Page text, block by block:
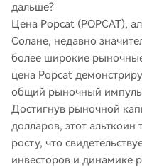
дальше?
Цена Popcat (POPCAT),
Солане, недавно
более широкие
цена Popcat
общий рыночный
Достигнув рыночной
долларов, этот
росту, что
инвесторов и динамике